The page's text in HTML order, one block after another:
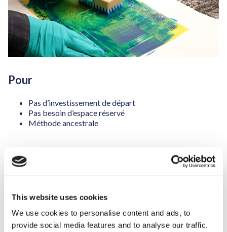
This website uses cookies
We use cookies to personalise content and ads, to
provide social media features and to analyse our traffic.
Pour
Pas d’investissement de départ
Pas besoin d’espace réservé
Méthode ancestrale
Contre
Qualité de nettoyage irrégulière
Perte de temps ; nettoyage long
Temps d’arrêt machine plus important